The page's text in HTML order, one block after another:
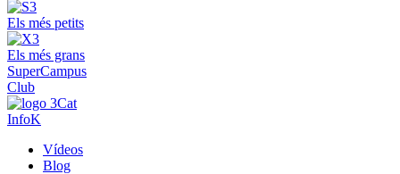
Els més petits
Els més grans
SuperCampus
Club
InfoK
Vídeos
Blog